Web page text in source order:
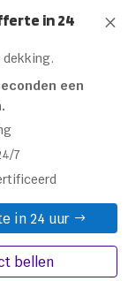
M
in 24
dekking.
een
7
in 24 uur
bellen
Kwartier |
door Flexamedia
|Disclaimer